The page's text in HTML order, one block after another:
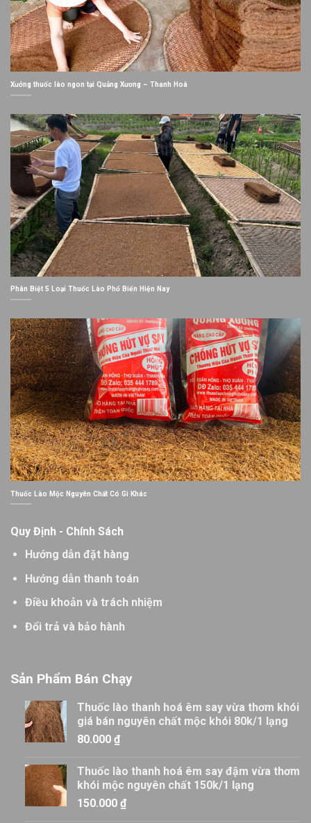
Sản Phẩm Bán Chạy
Thuốc lào thanh hoá êm say vừa thơm khói
giá bán nguyên chất mộc khói 80k/1 lạng
80.000 ₫
Thuốc lào thanh hoá êm say đậm vừa thơm
khói mộc nguyên chất 150k/1 lạng
150.000 ₫
Xưởng thuốc lào ngon tại Quảng Xương – Thanh Hoá
Phân Biệt 5 Loại Thuốc Lào Phổ Biến Hiện Nay
Thuốc Lào Mộc Nguyên Chất Có Gì Khác
Quy Định - Chính Sách
Hướng dẫn đặt hàng
Hướng dẫn thanh toán
Điều khoản và trách nhiệm
Đổi trả và bảo hành